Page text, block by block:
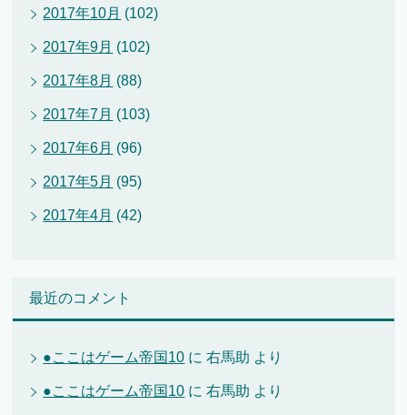
2017年10月 (102)
2017年9月 (102)
2017年8月 (88)
2017年7月 (103)
2017年6月 (96)
2017年5月 (95)
2017年4月 (42)
最近のコメント
●ここはゲーム帝国10 に右馬助 より
●ここはゲーム帝国10 に右馬助 より